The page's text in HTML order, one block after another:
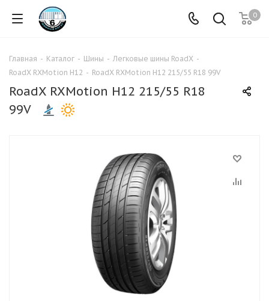
0
Главная - Каталог - Шины - Легковые шины RoadX -
RoadX RXMotion H12 - RoadX RXMotion H12 215/55 R18 99V
RoadX RXMotion H12 215/55 R18
99V